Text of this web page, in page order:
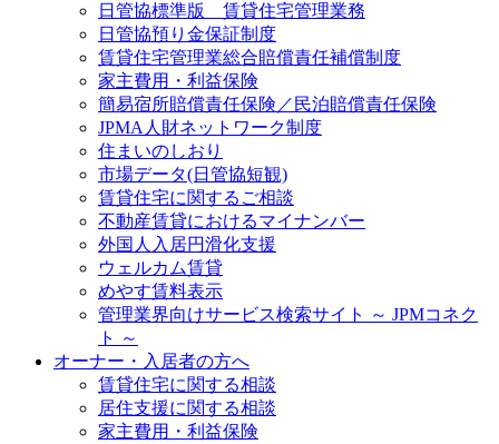
日管協標準版 賃貸住宅管理業務
日管協預り金保証制度
賃貸住宅管理業総合賠償責任補償制度
家主費用・利益保険
簡易宿所賠償責任保険／民泊賠償責任保険
JPMA人財ネットワーク制度
住まいのしおり
市場データ(日管協短観)
賃貸住宅に関するご相談
不動産賃貸におけるマイナンバー
外国人入居円滑化支援
ウェルカム賃貸
めやす賃料表示
管理業界向けサービス検索サイト ～ JPMコネク
ト ～
オーナー・入居者の方へ
賃貸住宅に関する相談
居住支援に関する相談
家主費用・利益保険